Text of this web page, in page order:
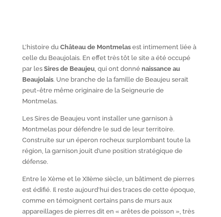
L’histoire duChâteau de Montmelasest intimement liée à
celle du Beaujolais. En effet très tôt le site a été occupé
par les Sires de Beaujeu, qui ont donné naissance au
Beaujolais. Une branche de la famille de Beaujeu serait
peut-être même originaire de la Seigneurie de
Montmelas.
Les Sires de Beaujeu vont installer une garnison à
Montmelas pour défendre le sud de leur territoire.
Construite sur un éperon rocheux surplombant toute la
région, la garnison jouit d’une position stratégique de
défense.
Entre le Xèmeet le XIIèmesiècle, un bâtiment de pierres
est édifié. Il reste aujourd’hui des traces de cette époque,
comme en témoignent certains pans de murs aux
appareillages de pierres dit en « arêtes de poisson », très